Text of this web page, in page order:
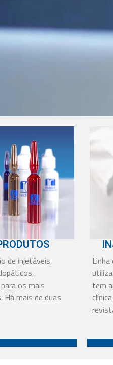
no site?
a passo de
é rápido e
de injetáveis,
os mais
mais de duas
tem